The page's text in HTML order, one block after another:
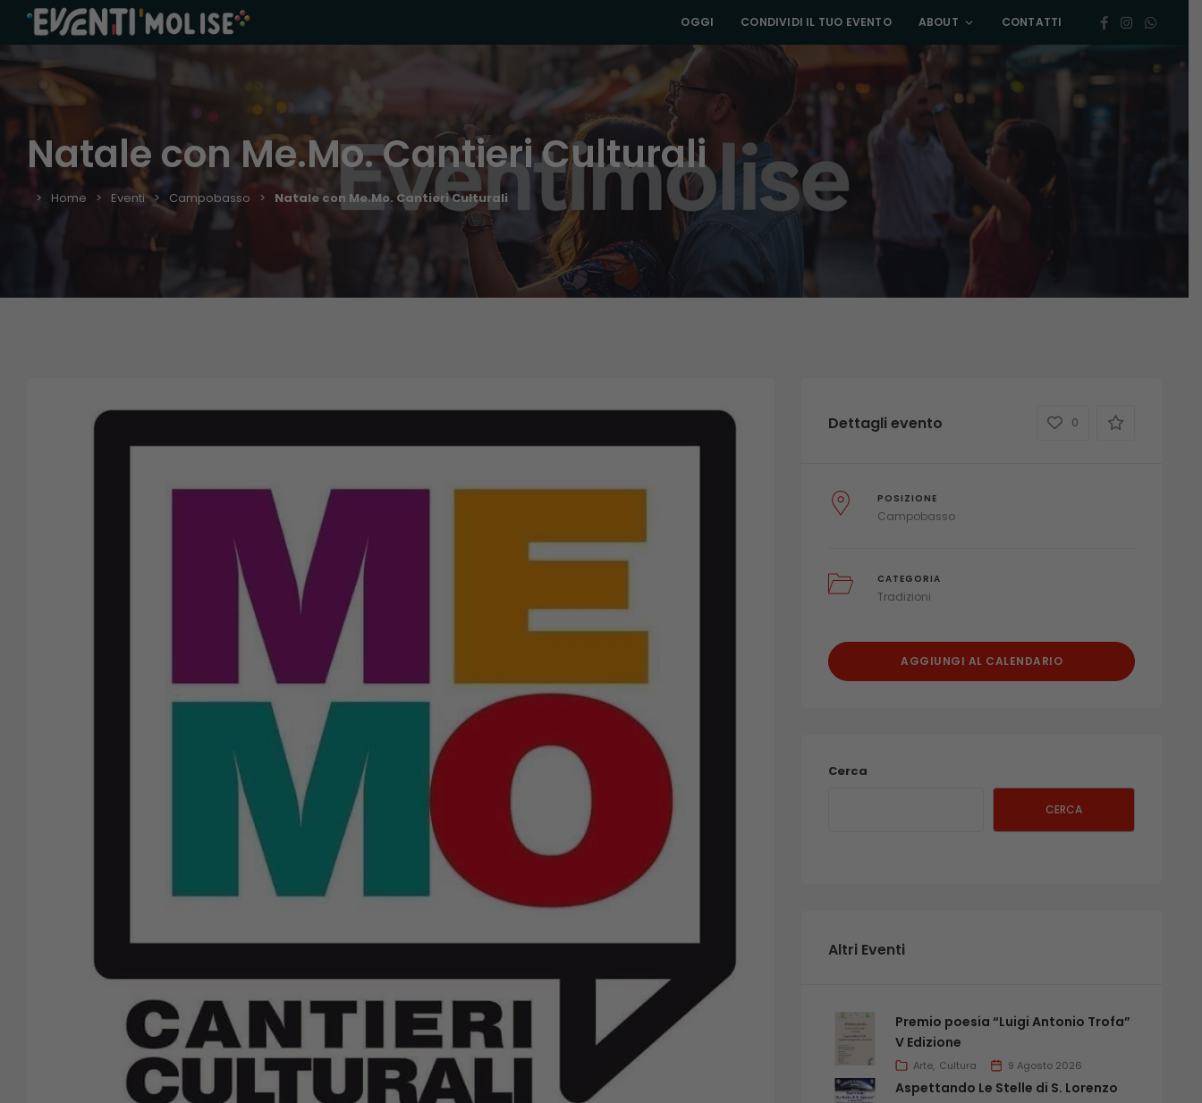
OGGI CONDIVIDI IL TUO EVENTO ABOUT CONTATTI
Natale con Me.Mo. Cantieri Culturali
Home Eventi Campobasso Natale con Me.Mo. Cantieri Culturali
Dettagli evento 0
POSIZIONE
Campobasso
CATEGORIA
Tradizioni
AGGIUNGI AL CALENDARIO
Cerca
CERCA
Altri Eventi
Premio poesia “Luigi Antonio Trofa”
V Edizione
Arte Cultura 9 Agosto 2026
Aspettando Le Stelle di S. Lorenzo